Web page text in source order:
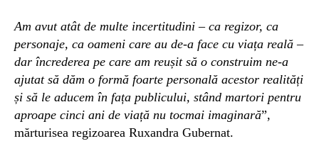
Am avut atât de multe incertitudini – ca regizor, ca
personaje, ca oameni care au de-a face cu viața reală –
dar încrederea pe care am reușit să o construim ne-a
ajutat să dăm o formă foarte personală acestor realități
și să le aducem în fața publicului, stând martori pentru
aproape cinci ani de viață nu tocmai imaginară”,
mărturisea regizoarea Ruxandra Gubernat.